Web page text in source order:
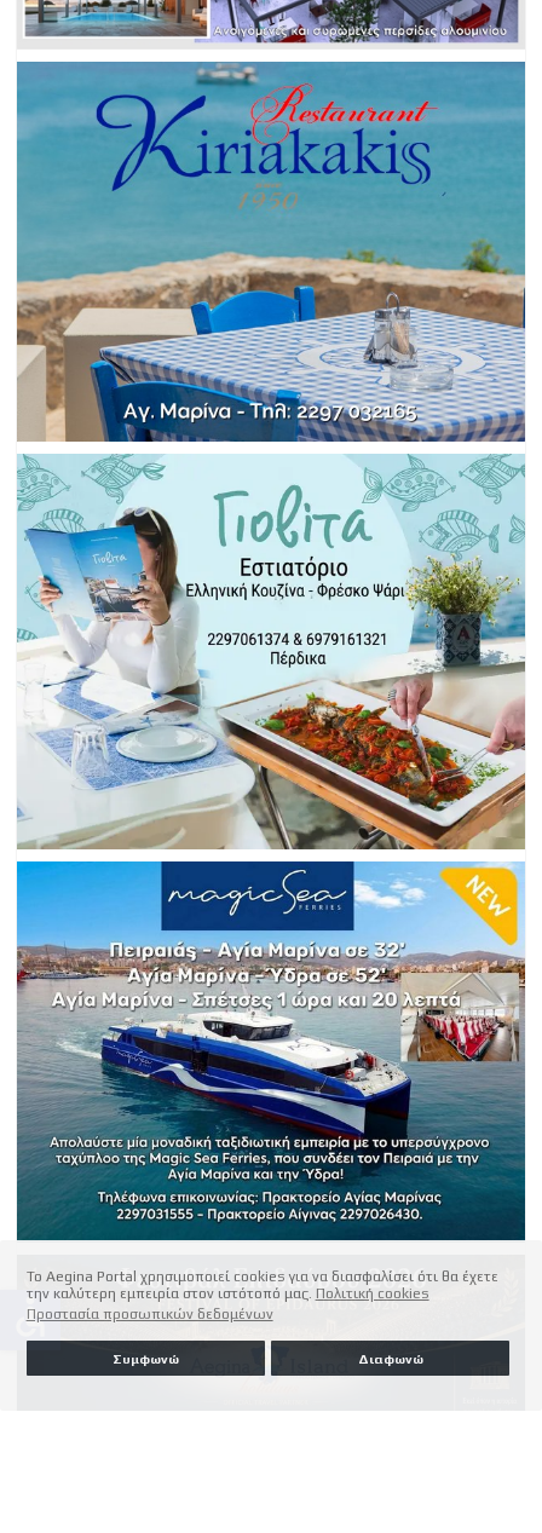
Το Aegina Portal χρησιμοποιεί cookies για να διασφαλίσει ότι θα έχετε
την καλύτερη εμπειρία στον ιστότοπό μας. Πολιτική cookies
Προστασία προσωπικών δεδομένων
Συμφωνώ Διαφωνώ
accessible